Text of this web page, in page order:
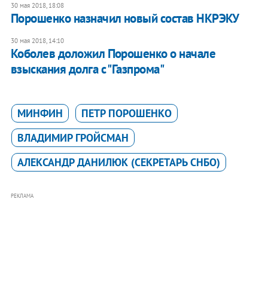
30 мая 2018, 18:08
Порошенко назначил новый состав НКРЭКУ
30 мая 2018, 14:10
Коболев доложил Порошенко о начале
взыскания долга с "Газпрома"
МИНФИН
ПЕТР ПОРОШЕНКО
ВЛАДИМИР ГРОЙСМАН
АЛЕКСАНДР ДАНИЛЮК (СЕКРЕТАРЬ СНБО)
РЕКЛАМА